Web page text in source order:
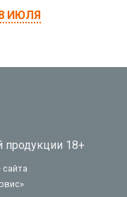
ИЮЛЯ
продукции 18+